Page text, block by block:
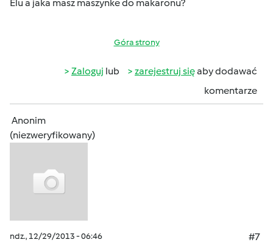
Elu a jaka masz maszynke do makaronu?
Góra strony
Zaloguj lub zarejestruj sięaby dodawać
komentarze
Anonim
(niezweryfikowany)
ndz., 12/29/2013 - 06:46
#7